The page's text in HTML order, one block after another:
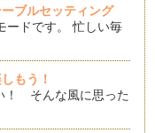
ブルセッティング
ードです。 忙しい毎
もう！
！ そんな風に思った